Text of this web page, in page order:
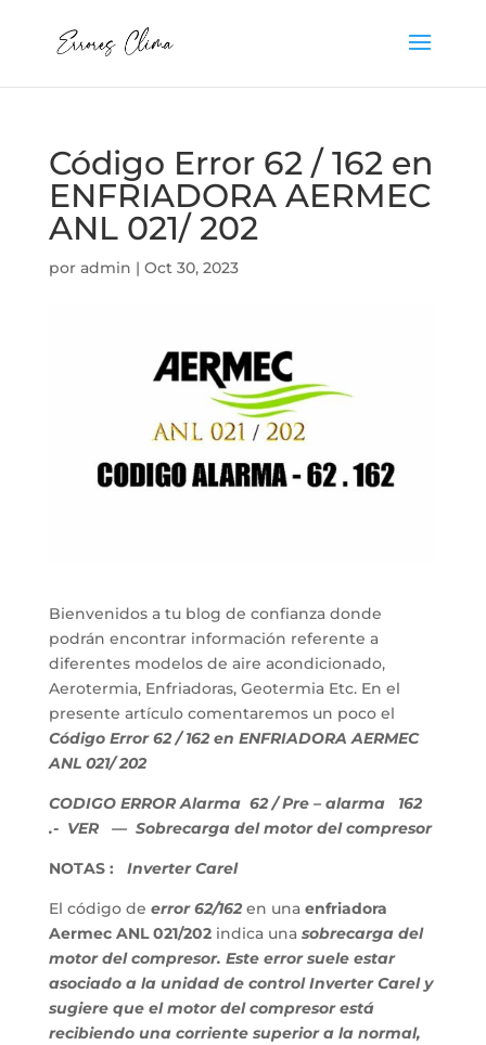
Código Error 62 / 162 en
ENFRIADORA AERMEC
ANL 021/ 202
por admin | Oct 30, 2023
Bienvenidos a tu blog de confianza donde
podrán encontrar información referente a
diferentes modelos de aire acondicionado,
Aerotermia, Enfriadoras, Geotermia Etc. En el
presente artículo comentaremos un poco el
Código Error 62 / 162 en ENFRIADORA AERMEC
ANL 021/ 202
CODIGO ERROR Alarma 62 / Pre – alarma 162
.- VER — Sobrecarga del motor del compresor
NOTAS : Inverter Carel
El código de error 62/162en una enfriadora
Aermec ANL 021/202indica una sobrecarga del
motor del compresor. Este error suele estar
asociado a la unidad de control Inverter Carel y
sugiere que el motor del compresor está
recibiendo una corriente superior a la normal,